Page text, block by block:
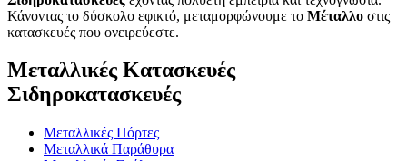
Κάνοντας το δύσκολο εφικτό, μεταμορφώνουμε το Μέταλλο στις
κατασκευές που ονειρεύεστε.
Μεταλλικές Κατασκευές
Σιδηροκατασκευές
Μεταλλικές Πόρτες
Μεταλλικά Παράθυρα